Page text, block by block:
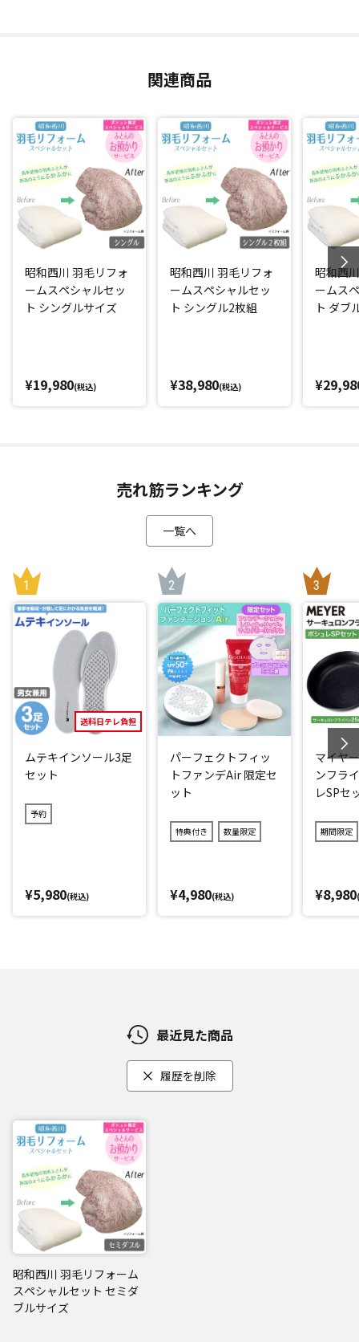
完成時には昭和西川の名前付き品質表示を付けてお届けしま
「ふとんのお預かりサービス」をセットにした日テレポシュ
レだけのスペシャルセット！
綺麗に仕立て直した羽毛ふとんを一時的にお預かりします。
*：ニッセンケン品質評価センター調べ
関連商品
昭和西川 羽毛リフォ
ームスペシャルセッ
ト シングルサイズ
¥19,980(税込)
昭和西川 羽毛リフォ
ームスペシャルセッ
ト シングル2枚組
¥38,980(税込)
昭和西
ームス
ト ダブ
売れ筋ランキング
一覧へ
送料日テレ負担
ムテキインソール3足
セット
予約
¥5,980(税込)
パーフェクトフィッ
トファンデAir 限定セ
ット
特典付き 数量限定
¥4,980(税込)
マイヤ
ンフラ
レSPセ
期間限定
¥8,980
最近見た商品
履歴を削除
昭和西川 羽毛リフォーム
スペシャルセット セミダ
ブルサイズ